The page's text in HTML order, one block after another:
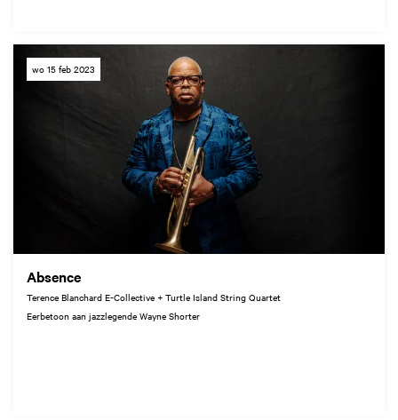
Absence
Terence Blanchard E-Collective + Turtle Island String Quartet
Eerbetoon aan jazzlegende Wayne Shorter
wo 15 feb 2023